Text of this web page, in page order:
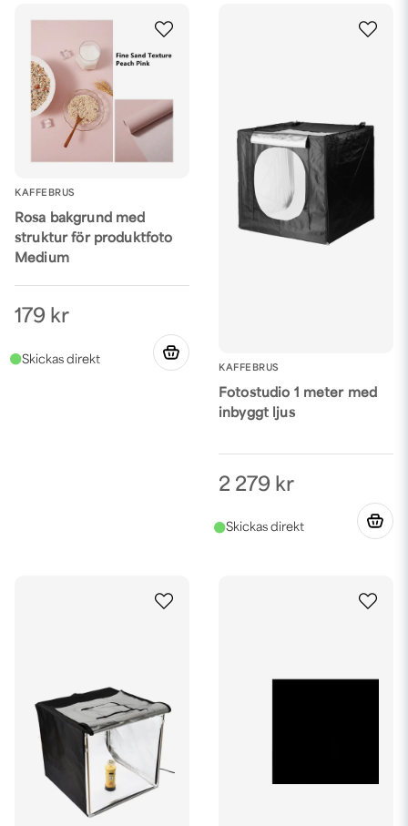
KAFFEBRUS
Rosa bakgrund med
struktur för produktfoto
Medium
179 kr
KAFFEBRUS
Fotostudio 1 meter med
inbyggt ljus
2 279 kr